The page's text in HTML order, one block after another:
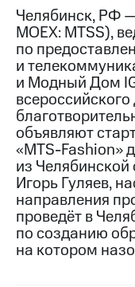
Пресс-
релизы
МТС
о
Интервью
отчетность
Контакты
Новости
в
Челябинск, РФ
MOEX: MTSS),
по
и
и Модный Дом
объявляют
«MTS-Fashion»
из
Игорь Гуляев,
направления
проведёт в
по созданию
на котором